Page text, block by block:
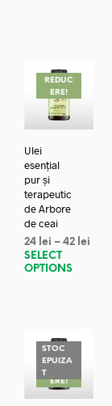
REDUC
ERE!
Ulei
esențial
pur și
terapeutic
de Arbore
de ceai
24 lei – 42 lei
SELECT
OPTIONS
STOC
EPUIZA
TREDUC
ERE!